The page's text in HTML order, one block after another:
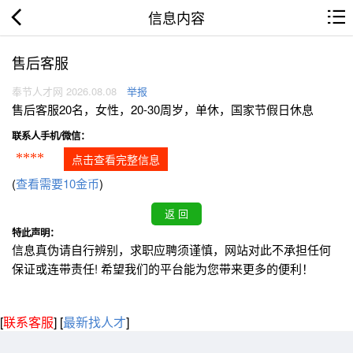
信息内容
售后客服
奉节人才网 2026.08.08 举报
售后客服20名，女性，20-30周岁，单休，国家节假日休息
联系人手机/微信：
**** 点击查看完整信息
(查看需要10金币)
特此声明：
信息真伪请自行辨别，求职应聘须谨慎，网站对此不承担任何
保证或连带责任! 希望我们的平台能为您带来更多的便利！
[联系客服] [最新找人才]